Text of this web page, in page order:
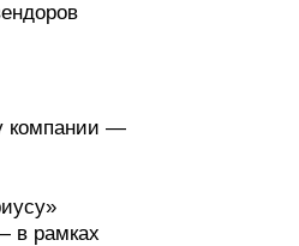
компании —
в рамках